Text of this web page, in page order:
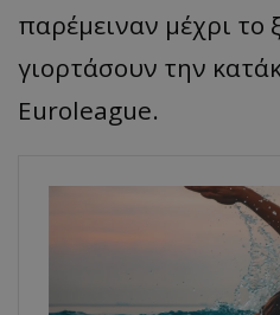
παρέμειναν μέχρι το
γιορτάσουν την
Euroleague.